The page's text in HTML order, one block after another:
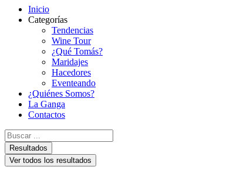
Inicio
Categorías
Tendencias
Wine Tour
¿Qué Tomás?
Maridajes
Hacedores
Eventeando
¿Quiénes Somos?
La Ganga
Contactos
Search
...Resultados
Ver todos los resultados